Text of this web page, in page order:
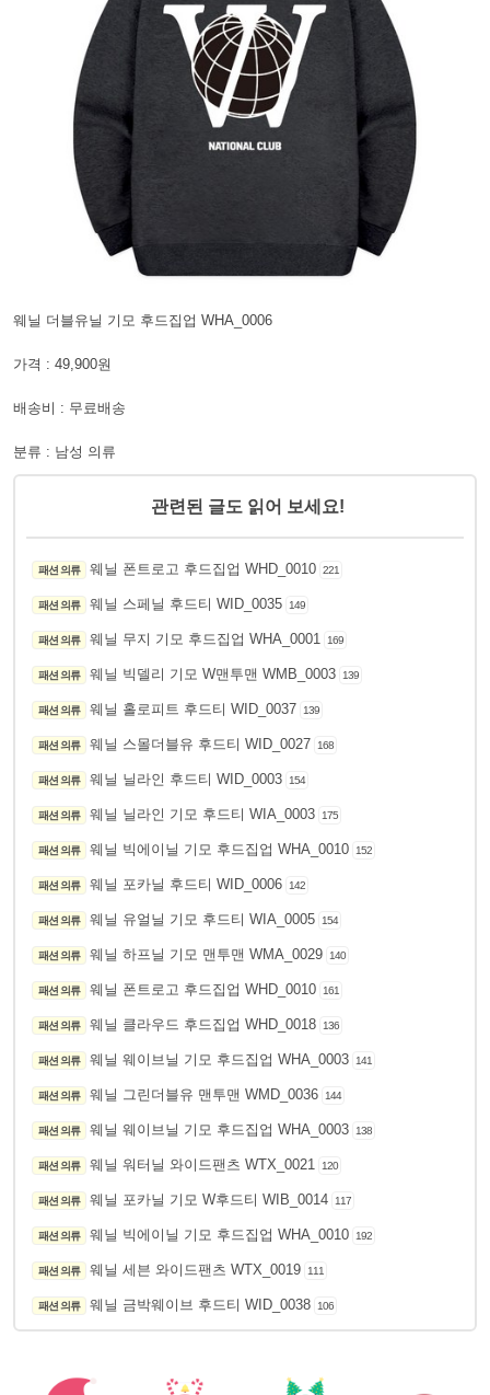
웨닐 더블유닐 기모 후드집업 WHA_0006
가격 : 49,900원
배송비 : 무료배송
분류 : 남성 의류
관련된 글도 읽어 보세요!
패션 의류 웨닐 폰트로고 후드집업 WHD_0010 221
패션 의류 웨닐 스페닐 후드티 WID_0035 149
패션 의류 웨닐 무지 기모 후드집업 WHA_0001 169
패션 의류 웨닐 빅델리 기모 W맨투맨 WMB_0003 139
패션 의류 웨닐 홀로피트 후드티 WID_0037 139
패션 의류 웨닐 스몰더블유 후드티 WID_0027 168
패션 의류 웨닐 닐라인 후드티 WID_0003 154
패션 의류 웨닐 닐라인 기모 후드티 WIA_0003 175
패션 의류 웨닐 빅에이닐 기모 후드집업 WHA_0010 152
패션 의류 웨닐 포카닐 후드티 WID_0006 142
패션 의류 웨닐 유얼닐 기모 후드티 WIA_0005 154
패션 의류 웨닐 하프닐 기모 맨투맨 WMA_0029 140
패션 의류 웨닐 폰트로고 후드집업 WHD_0010 161
패션 의류 웨닐 클라우드 후드집업 WHD_0018 136
패션 의류 웨닐 웨이브닐 기모 후드집업 WHA_0003 141
패션 의류 웨닐 그린더블유 맨투맨 WMD_0036 144
패션 의류 웨닐 웨이브닐 기모 후드집업 WHA_0003 138
패션 의류 웨닐 워터닐 와이드팬츠 WTX_0021 120
패션 의류 웨닐 포카닐 기모 W후드티 WIB_0014 117
패션 의류 웨닐 빅에이닐 기모 후드집업 WHA_0010 192
패션 의류 웨닐 세븐 와이드팬츠 WTX_0019 111
패션 의류 웨닐 금박웨이브 후드티 WID_0038 106